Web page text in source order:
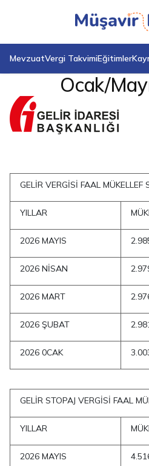
MevzuatVergi TakvimiEğitimler
Mevzuatlar Faal
Faal Mükellef
Ocak/
GELİR VERGİSİ FAAL MÜKELLEF
YILLAR
2026 MAYIS
2026 NİSAN
2026 MART
2026 ŞUBAT
2026 0CAK
GELİR STOPAJ VERGİSİ FAAL
YILLAR
2026 MAYIS